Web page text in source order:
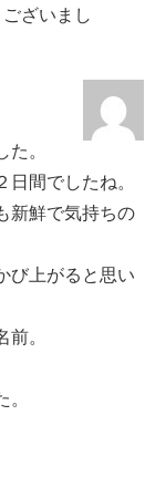
ざいまし
。
間でしたね。
新鮮で気持ちの
び上がると思い
。